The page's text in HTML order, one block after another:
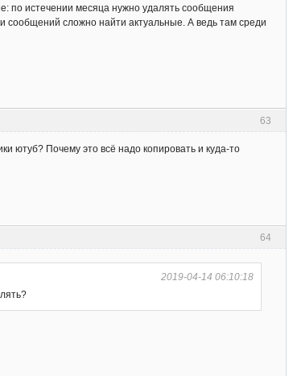
по истечении месяца нужно удалять сообщения
сложно найти актуальные. А ведь там среди
63
ютуб? Почему это всё надо копировать и куда-то
64
2019-04-14 06:10:18